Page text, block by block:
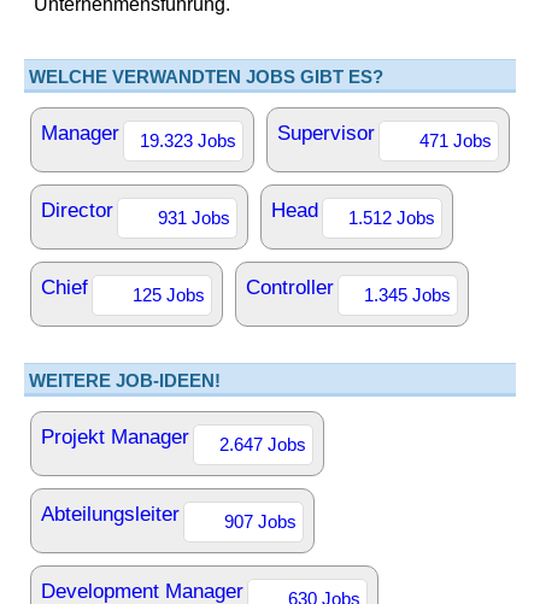
Unternehmensführung.
WELCHE VERWANDTEN JOBS GIBT ES?
Manager 19.323 Jobs Supervisor 471 Jobs
Director 931 Jobs Head 1.512 Jobs
Chief 125 Jobs Controller 1.345 Jobs
WEITERE JOB-IDEEN!
Projekt Manager 2.647 Jobs
Abteilungsleiter 907 Jobs
Development Manager 630 Jobs